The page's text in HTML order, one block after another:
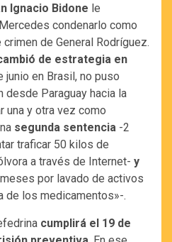
Ignacio Bidone le
condenarlo como
de General Rodríguez.
de estrategia en
junio en Brasil, no puso
desde Paraguay hacia la
una y otra vez como
segunda sentencia -2
traficar 50 kilos de
a través de Internet- y
por lavado de activos
de los medicamentos»-.
cumplirá el 19 de